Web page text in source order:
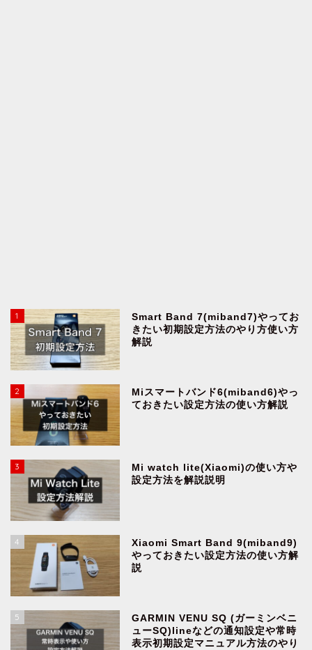
1
Smart Band 7(miband7)やってお
きたい初期設定方法のやり方使い方
解説
2
Miスマートバンド6(miband6)やっ
ておきたい設定方法の使い方解説
3
Mi watch lite(Xiaomi)の使い方や
設定方法を解説説明
4
Xiaomi Smart Band 9(miband9)
やっておきたい設定方法の使い方解
説
5
GARMIN VENU SQ (ガーミンベニ
ューSQ)lineなどの通知設定や常時
表示初期設定マニュアル方法のやり